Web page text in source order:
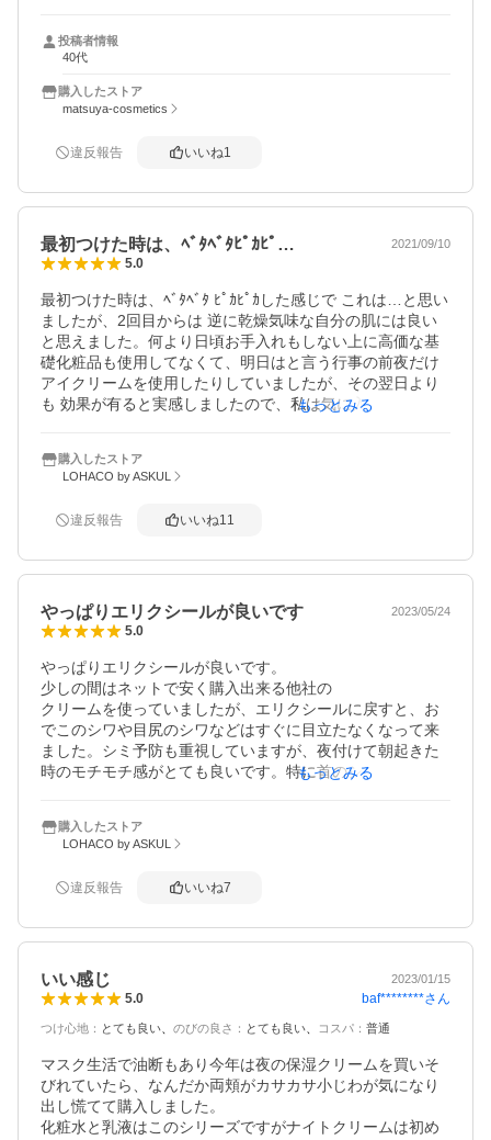
投稿者情報
40代
購入したストア
matsuya-cosmetics
違反報告 いいね1
最初つけた時は、ﾍﾞﾀﾍﾞﾀﾋﾟｶﾋﾟ… 2021/09/10
5.0
最初つけた時は、ﾍﾞﾀﾍﾞﾀ ﾋﾟｶﾋﾟｶした感じで これは…と思い
ましたが、2回目からは 逆に乾燥気味な自分の肌には良い
と思えました。何より日頃お手入れもしない上に高価な基
礎化粧品も使用してなくて、明日はと言う行事の前夜だけ
アイクリームを使用したりしていましたが、その翌日より
も 効果が有ると実感しましたので、私は気に入って今使用
もっとみる
購入したストア
LOHACO by ASKUL
違反報告 いいね11
やっぱりエリクシールが良いです 2023/05/24
5.0
やっぱりエリクシールが良いです。
少しの間はネットで安く購入出来る他社の
クリームを使っていましたが、エリクシールに戻すと、お
でこのシワや目尻のシワなどはすぐに目立たなくなって来
ました。シミ予防も重視していますが、夜付けて朝起きた
時のモチモチ感がとても良いです。特に首のシワが目立た
もっとみる
購入したストア
LOHACO by ASKUL
違反報告 いいね7
いい感じ 2023/01/15
5.0 baf********さん
つけ心地 ： とても良い のびの良さ ： とても良い コスパ ： 普通
マスク生活で油断もあり今年は夜の保湿クリームを買いそ
びれていたら、なんだか両頬がカサカサ小じわが気になり
出し慌てて購入しました。
化粧水と乳液はこのシリーズですがナイトクリームは初め